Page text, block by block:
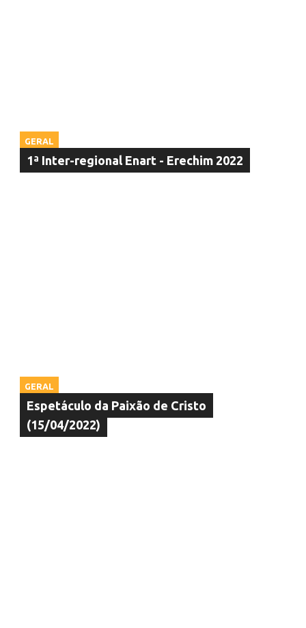
GERAL
1ª Inter-regional Enart - Erechim 2022
GERAL
Espetáculo da Paixão de Cristo
(15/04/2022)